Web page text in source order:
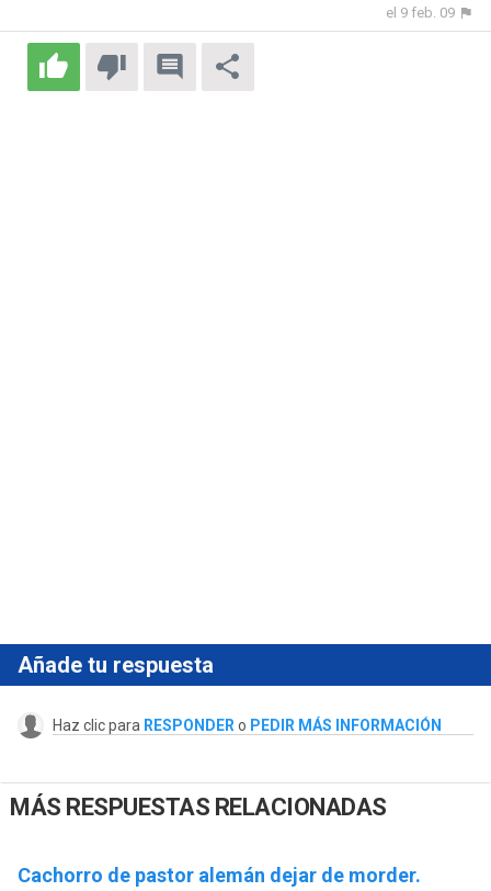
el 9 feb. 09
Añade tu respuesta
Haz clic para RESPONDER o PEDIR MÁS INFORMACIÓN
MÁS RESPUESTAS RELACIONADAS
Cachorro de pastor alemán dejar de morder.